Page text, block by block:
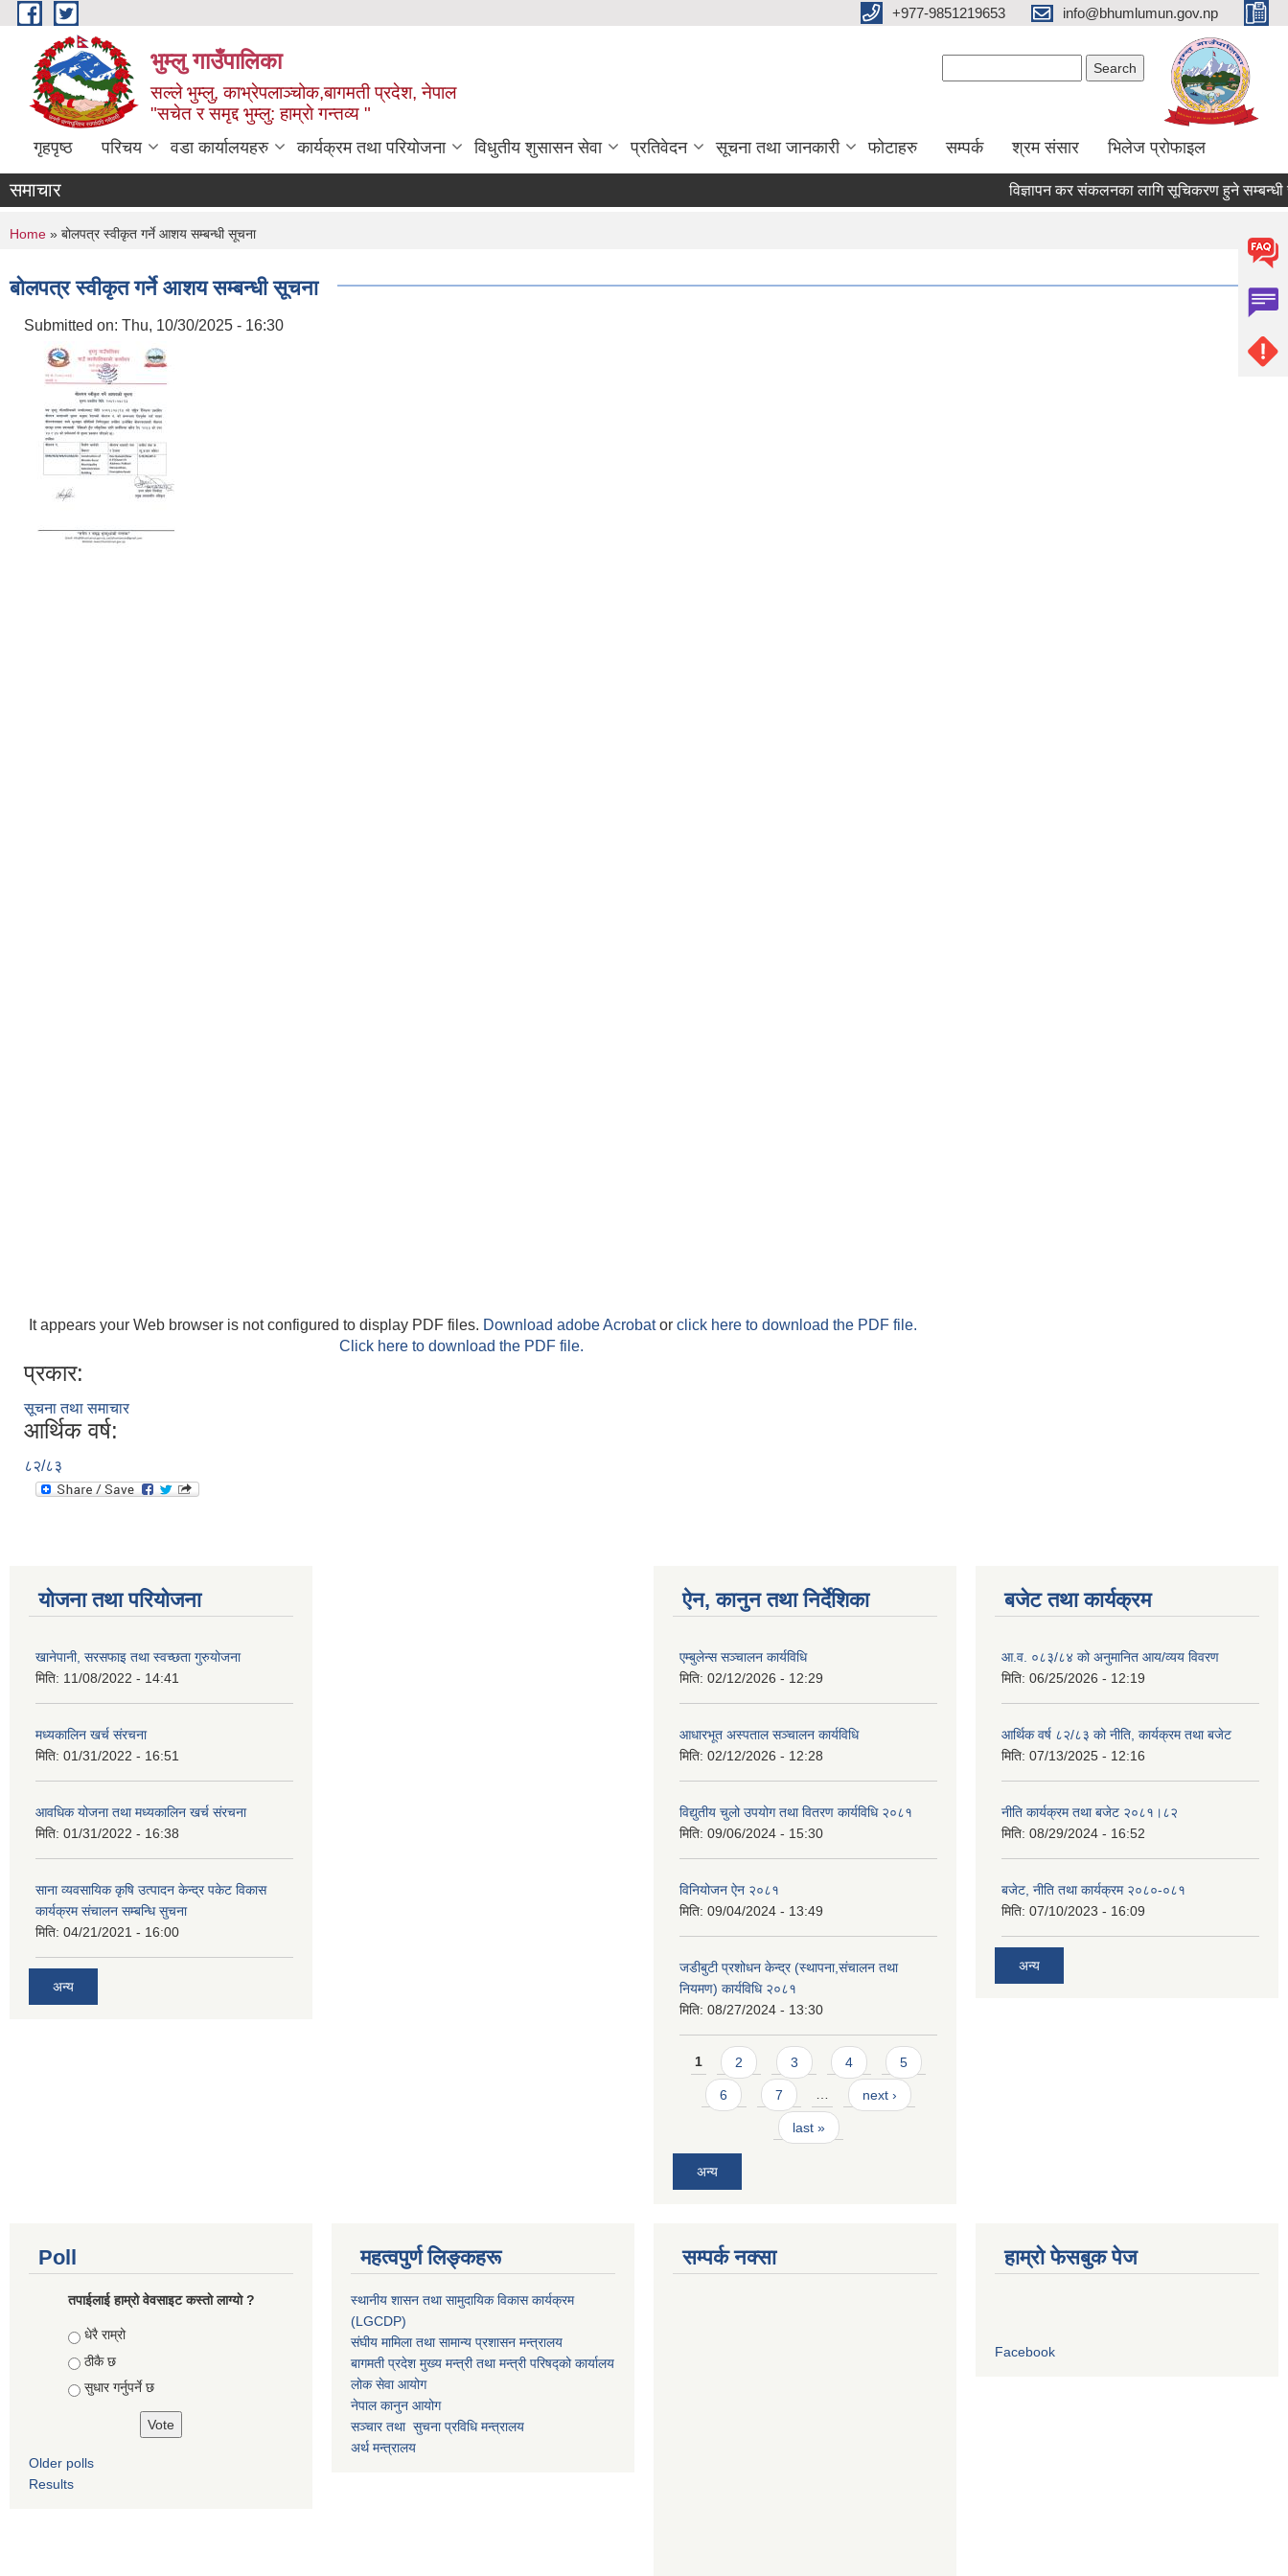
Skip to main content +977-9851219653 info@bhumlumun.gov.np
भुम्लु गाउँपालिका
सल्ले भुम्लु, काभ्रेपलाञ्चोक,बागमती प्रदेश, नेपाल
"सचेत र समृद्द भुम्लु: हाम्राे गन्तव्य "
गृहपृष्ठ परिचय वडा कार्यालयहरु कार्यक्रम तथा परियोजना विधुतीय शुसासन सेवा प्रतिवेदन सूचना तथा जानकारी फोटाहरु सम्पर्क श्रम संसार भिलेज प्रोफाइल
समाचार विज्ञापन कर संकलनका लागि सूचिकरण हुने सम्बन्धी
You are here
Home » बोलपत्र स्वीकृत गर्ने आशय सम्बन्धी सूचना
बोलपत्र स्वीकृत गर्ने आशय सम्बन्धी सूचना
Submitted on: Thu, 10/30/2025 - 16:30
It appears your Web browser is not configured to display PDF files. Download adobe Acrobator click here to download the PDF file.
Click here to download the PDF file.
प्रकार:
सूचना तथा समाचार
आर्थिक वर्ष:
८२/८३
योजना तथा परियोजना
खानेपानी, सरसफाइ तथा स्वच्छता गुरुयोजना
मिति: 11/08/2022 - 14:41
मध्यकालिन खर्च संरचना
मिति: 01/31/2022 - 16:51
आवधिक योजना तथा मध्यकालिन खर्च संरचना
मिति: 01/31/2022 - 16:38
साना व्यवसायिक कृषि उत्पादन केन्द्र पकेट विकास
कार्यक्रम संचालन सम्बन्धि सुचना
मिति: 04/21/2021 - 16:00
अन्य
ऐन, कानुन तथा निर्देशिका
एम्बुलेन्स सञ्चालन कार्यविधि
मिति: 02/12/2026 - 12:29
आधारभूत अस्पताल सञ्चालन कार्यविधि
मिति: 02/12/2026 - 12:28
विद्युतीय चुलो उपयोग तथा वितरण कार्यविधि २०८१
मिति: 09/06/2024 - 15:30
विनियोजन ऐन २०८१
मिति: 09/04/2024 - 13:49
जडीबुटी प्रशोधन केन्द्र (स्थापना,संचालन तथा
नियमण) कार्यविधि २०८१
मिति: 08/27/2024 - 13:30
Pages
1 2 3 4 5
6 7 … next ›
last »
अन्य
बजेट तथा कार्यक्रम
आ.व. ०८३/८४ को अनुमानित आय/व्यय विवरण
मिति: 06/25/2026 - 12:19
आर्थिक वर्ष ८२/८३ को नीति, कार्यक्रम तथा बजेट
मिति: 07/13/2025 - 12:16
नीति कार्यक्रम तथा बजेट २०८१।८२
मिति: 08/29/2024 - 16:52
बजेट, नीति तथा कार्यक्रम २०८०-०८१
मिति: 07/10/2023 - 16:09
अन्य
Poll
तपाईलाई हाम्रो वेवसाइट कस्ताे लाग्याे ?
Choices
धेरै राम्रो
ठीकै छ
सुधार गर्नुपर्ने छ
Older polls
Results
महत्वपुर्ण लिङ्कहरू
स्थानीय शासन तथा सामुदायिक विकास कार्यक्रम
(LGCDP)
संघीय मामिला तथा सामान्य प्रशासन मन्त्रालय
बागमती प्रदेश मुख्य मन्त्री तथा मन्त्री परिषद्को कार्यालय
लोक सेवा आयोग
नेपाल कानुन आयोग
सञ्चार तथा सुचना प्रविधि मन्त्रालय
अर्थ मन्त्रालय
सम्पर्क नक्सा हाम्रो फेसबुक पेज
Facebook